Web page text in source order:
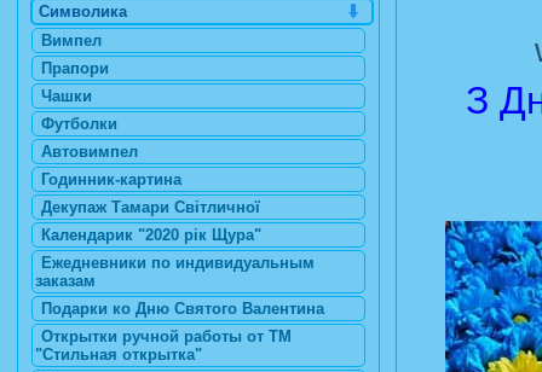
З
Символика
Вимпел
Прапори
Чашки
Футболки
Автовимпел
Годинник-картина
Декупаж Тамари Світличної
Календарик "2020 рік Щура"
Ежедневники по индивидуальным
заказам
Подарки ко Дню Святого Валентина
Открытки ручной работы от ТМ
"Стильная открытка"